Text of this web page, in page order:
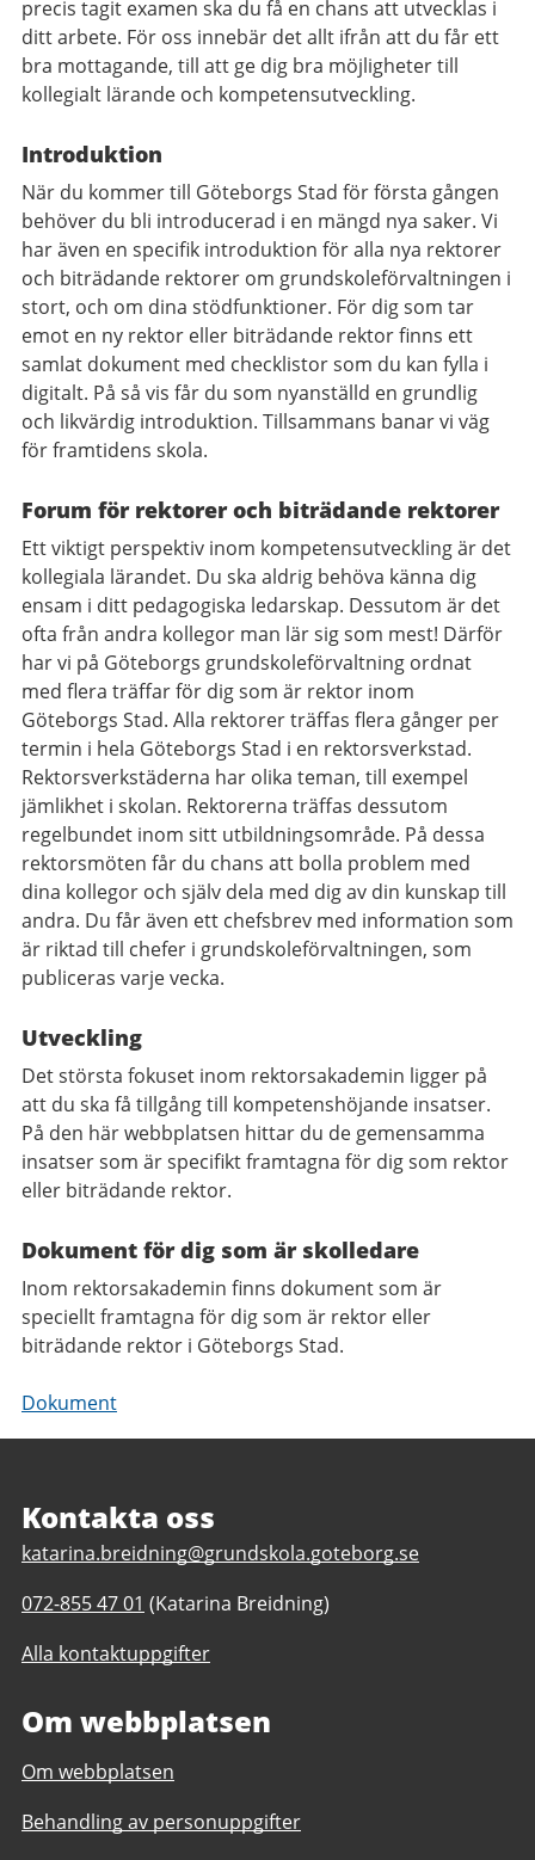
precis tagit examen ska du få en chans att utvecklas i
ditt arbete. För oss innebär det allt ifrån att du får ett
bra mottagande, till att ge dig bra möjligheter till
kollegialt lärande och kompetensutveckling.
Introduktion
När du kommer till Göteborgs Stad för första gången
behöver du bli introducerad i en mängd nya saker. Vi
har även en specifik introduktion för alla nya rektorer
och biträdande rektorer om grundskoleförvaltningen i
stort, och om dina stödfunktioner. För dig som tar
emot en ny rektor eller biträdande rektor finns ett
samlat dokument med checklistor som du kan fylla i
digitalt. På så vis får du som nyanställd en grundlig
och likvärdig introduktion. Tillsammans banar vi väg
för framtidens skola.
Forum för rektorer och biträdande rektorer
Ett viktigt perspektiv inom kompetensutveckling är det
kollegiala lärandet. Du ska aldrig behöva känna dig
ensam i ditt pedagogiska ledarskap. Dessutom är det
ofta från andra kollegor man lär sig som mest! Därför
har vi på Göteborgs grundskoleförvaltning ordnat
med flera träffar för dig som är rektor inom
Göteborgs Stad. Alla rektorer träffas flera gånger per
termin i hela Göteborgs Stad i en rektorsverkstad.
Rektorsverkstäderna har olika teman, till exempel
jämlikhet i skolan. Rektorerna träffas dessutom
regelbundet inom sitt utbildningsområde. På dessa
rektorsmöten får du chans att bolla problem med
dina kollegor och själv dela med dig av din kunskap till
andra. Du får även ett chefsbrev med information som
är riktad till chefer i grundskoleförvaltningen, som
publiceras varje vecka.
Utveckling
Det största fokuset inom rektorsakademin ligger på
att du ska få tillgång till kompetenshöjande insatser.
På den här webbplatsen hittar du de gemensamma
insatser som är specifikt framtagna för dig som rektor
eller biträdande rektor.
Dokument för dig som är skolledare
Inom rektorsakademin finns dokument som är
speciellt framtagna för dig som är rektor eller
biträdande rektor i Göteborgs Stad.
Dokument
Kontakta oss
E
p
s
t
l
l
R
katarina.breidning@grundskola.goteborg.se
T
l
f
n
u
072-855 47 01 (Katarina Breidning)
Alla kontaktuppgifter
Om webbplatsen
Om webbplatsen
Behandling av personuppgifter